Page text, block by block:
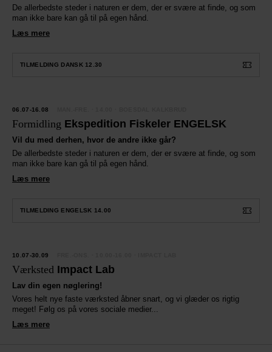
De allerbedste steder i naturen er dem, der er svære at finde, og som
man ikke bare kan gå til på egen hånd.
Læs mere
TILMELDING DANSK 12.30
06.07-16.08
Formidling Ekspedition Fiskeler ENGELSK
Vil du med derhen, hvor de andre ikke går?
De allerbedste steder i naturen er dem, der er svære at finde, og som
man ikke bare kan gå til på egen hånd.
Læs mere
TILMELDING ENGELSK 14.00
10.07-30.09
Værksted Impact Lab
Lav din egen nøglering!
Vores helt nye faste værksted åbner snart, og vi glæder os rigtig
meget! Følg os på vores sociale medier...
Læs mere